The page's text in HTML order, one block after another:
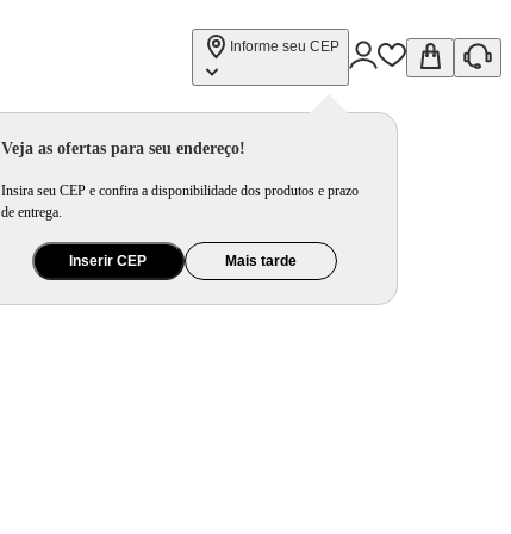
Informe seu CEP
Veja as ofertas para seu endereço!
Insira seu CEP e confira a disponibilidade dos produtos e prazo
de entrega.
Inserir CEP Mais tarde